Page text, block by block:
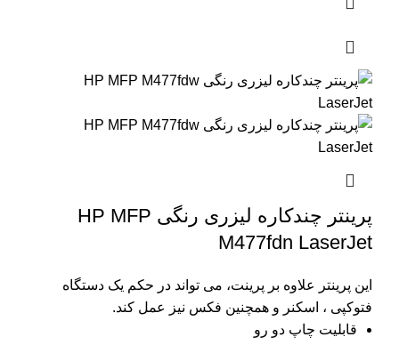
پرینتر چندکاره لیزری رنگی HP MFP
M477fdn LaserJet
این پرینتر علاوه بر پرینت، می تواند در حکم یک دستگاه
فتوکپی ، اسکنر و همچنین فکس نیز عمل کند.
قابلیت چاپ دو رو